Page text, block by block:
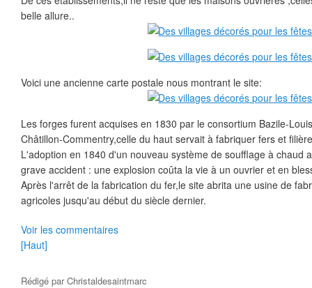
belle allure..
Voici une ancienne carte postale nous montrant le site:
Les forges furent acquises en 1830 par le consortium Bazile-
Châtillon-Commentry,celle du haut servait à fabriquer fers et
L'adoption en 1840 d'un nouveau système de soufflage à chaud
grave accident : une explosion coûta la vie à un ouvrier et en
Après l'arrêt de la fabrication du fer,le site abrita une usine de
agricoles jusqu'au début du siècle dernier.
Voir les commentaires
[Haut]
Rédigé parChristaldesaintmarc